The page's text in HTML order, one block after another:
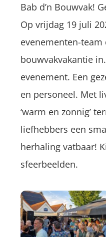
Bab d’n Bouwvak!
Op vrijdag 19 juli
evenementen-team
bouwvakvakantie
evenement. Een
en personeel. Met
‘warm en zonnig’
liefhebbers een
herhaling vatbaar!
sfeerbeelden.